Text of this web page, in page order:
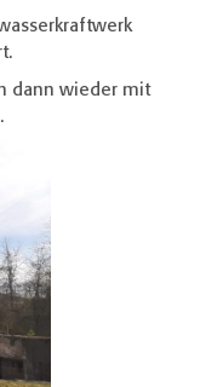
dann wieder mit